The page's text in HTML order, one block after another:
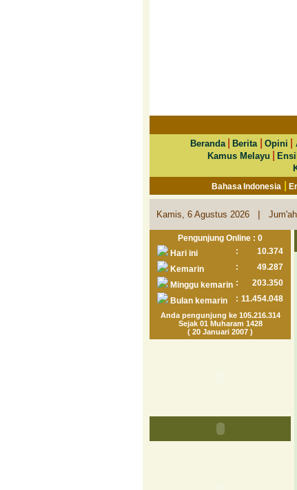
Beranda|Berita Opini
Kamus Melayu
|
Bahasa Indonesia |
Kamis, 6 Agustus 2026 |
Pengunjung Online : 0
Hari ini
:
10.374
Kemarin
:
49.287
Minggu kemarin :
203.350
Bulan kemarin
: 11.454.048
Anda pengunjung ke 105.216.314
Sejak 01 Muharam 1428
( 20 Januari 2007 )